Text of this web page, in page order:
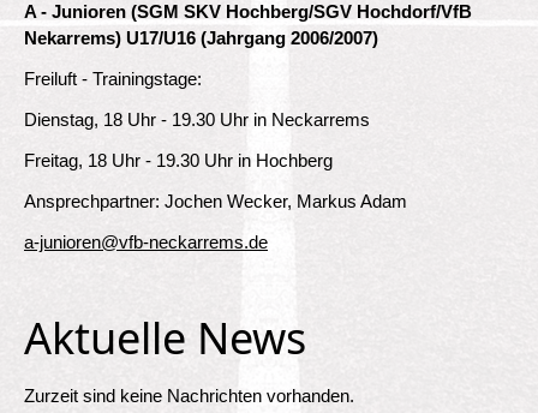
A - Junioren (SGM SKV Hochberg/SGV Hochdorf/VfB
Nekarrems) U17/U16 (Jahrgang 2006/2007)
Freiluft - Trainingstage:
Dienstag, 18 Uhr - 19.30 Uhr in Neckarrems
Freitag, 18 Uhr - 19.30 Uhr in Hochberg
Ansprechpartner: Jochen Wecker, Markus Adam
a-junioren@vfb-neckarrems.de
Aktuelle News
Zurzeit sind keine Nachrichten vorhanden.